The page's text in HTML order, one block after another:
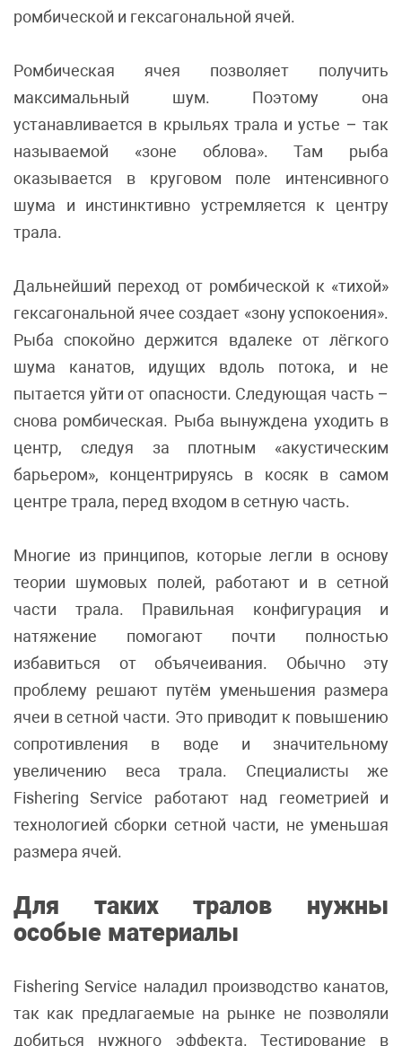
ромбической и гексагональной ячей.
Ромбическая ячея позволяет получить
максимальный шум. Поэтому она
устанавливается в крыльях трала и устье – так
называемой «зоне облова». Там рыба
оказывается в круговом поле интенсивного
шума и инстинктивно устремляется к центру
трала.
Дальнейший переход от ромбической к «тихой»
гексагональной ячее создает «зону успокоения».
Рыба спокойно держится вдалеке от лёгкого
шума канатов, идущих вдоль потока, и не
пытается уйти от опасности. Следующая часть –
снова ромбическая. Рыба вынуждена уходить в
центр, следуя за плотным «акустическим
барьером», концентрируясь в косяк в самом
центре трала, перед входом в сетную часть.
Многие из принципов, которые легли в основу
теории шумовых полей, работают и в сетной
части трала. Правильная конфигурация и
натяжение помогают почти полностью
избавиться от объячеивания. Обычно эту
проблему решают путём уменьшения размера
ячеи в сетной части. Это приводит к повышению
сопротивления в воде и значительному
увеличению веса трала. Специалисты же
Fishering Service работают над геометрией и
технологией сборки сетной части, не уменьшая
размера ячей.
Для таких тралов нужны
особые материалы
Fishering Service наладил производство канатов,
так как предлагаемые на рынке не позволяли
добиться нужного эффекта. Тестирование в